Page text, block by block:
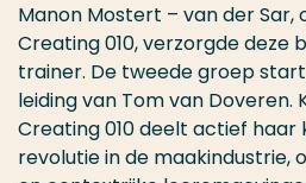
Manon Mostert – van der Sar,
Creating 010, verzorgde deze
trainer. De tweede groep
leiding van Tom van Doveren.
Creating 010 deelt actief haar
revolutie in de maakindustrie,